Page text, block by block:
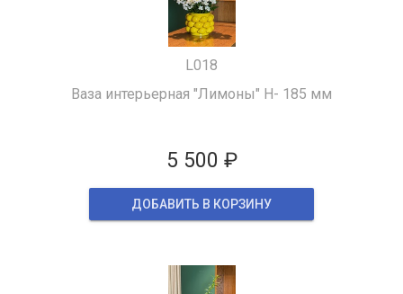
L018
Ваза интерьерная "Лимоны" H- 185 мм
5 500 ₽
ДОБАВИТЬ В КОРЗИНУ